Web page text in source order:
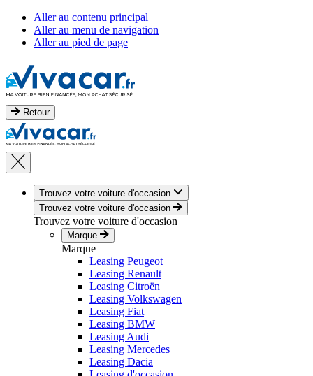
Aller au contenu principal
Aller au menu de navigation
Aller au pied de page
Retour
Trouvez votre voiture d'occasion
Trouvez votre voiture d'occasion
Trouvez votre voiture d'occasion
Marque
Marque
Leasing Peugeot
Leasing Renault
Leasing Citroën
Leasing Volkswagen
Leasing Fiat
Leasing BMW
Leasing Audi
Leasing Mercedes
Leasing Dacia